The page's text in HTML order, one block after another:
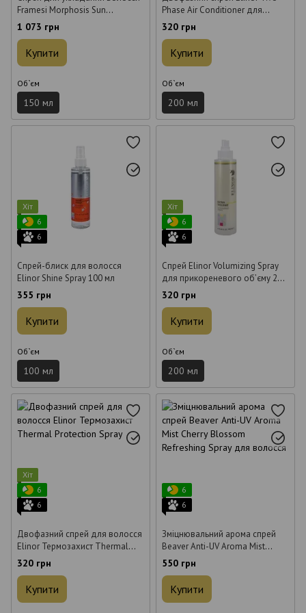
Framesi Morphosis Sun
Protective Spray & Leave-In 150
1 073 грн
Купити
Об`єм
150 мл
Phase Air Conditioner для
фарбованого волосся 200 мл
320 грн
Купити
Об`єм
200 мл
Хіт
6
6
Спрей-блиск для волосся
Elinor Shine Spray 100 мл
355 грн
Купити
Об`єм
100 мл
Хіт
6
6
Спрей Elinor Volumizing Spray
для прикореневого об’єму 200
мл
320 грн
Купити
Об`єм
200 мл
Хіт
6
6
Двофазний спрей для волосся
Elinor Термозахист Thermal
Protection Spray 200 мл
320 грн
Купити
6
6
Зміцнювальний арома спрей
Beaver Anti-UV Aroma Mist
Cherry Blossom Refreshing Spray
для волосся 100 мл
550 грн
Купити